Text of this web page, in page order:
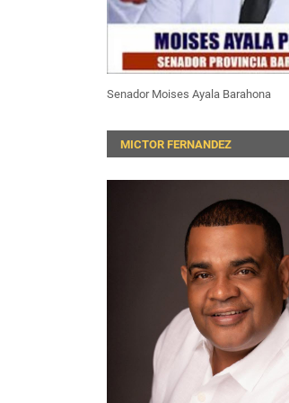
Senador Moises Ayala Barahona
MICTOR FERNANDEZ